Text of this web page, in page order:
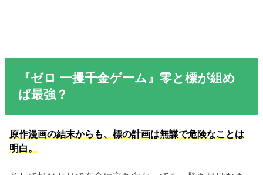
『ゼロ 一攫千金ゲーム』零と標が組め
ば最強？
原作漫画の結末からも、標の計画は無謀で危険なことは
明白。